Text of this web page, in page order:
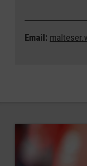
Email: